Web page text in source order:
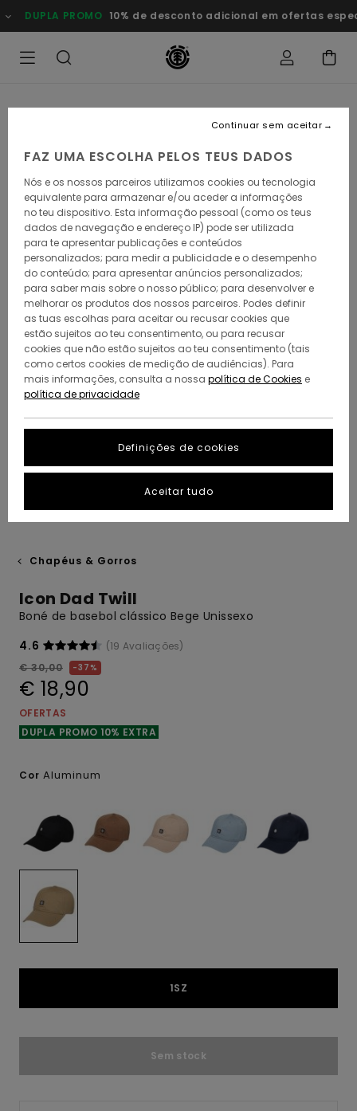
para
a
PROMO 10% de desconto adicional em ofertas especiais
Chapéus & Gorros
Icon Dad Twill
Boné de basebol clássico Bege Unissexo
4.6
(19 Avaliações)
€ 30,00
37%
€ 18,90
OFERTAS
DUPLA PROMO 10% EXTRA
Cor Aluminum
1SZ
Sem stock
FAZ UMA ESCOLHA PELOS TEUS DADOS
Nós e os nossos parceiros utilizamos cookies ou tecnologia
equivalente para armazenar e/ou aceder a informações
no teu dispositivo. Esta informação pessoal (como os teus
dados de navegação e endereço IP) pode ser utilizada
para te apresentar publicações e conteúdos
personalizados; para medir a publicidade e o desempenho
do conteúdo; para apresentar anúncios personalizados;
para saber mais sobre o nosso público; para desenvolver e
melhorar os produtos dos nossos parceiros. Podes definir
as tuas escolhas para aceitar ou recusar cookies que
estão sujeitos ao teu consentimento, ou para recusar
cookies que não estão sujeitos ao teu consentimento (tais
como certos cookies de medição de audiências). Para
mais informações, consulta a nossa política de Cookies e
política de privacidade
Definições de cookies
Continuar sem aceitar
Aceitar tudo